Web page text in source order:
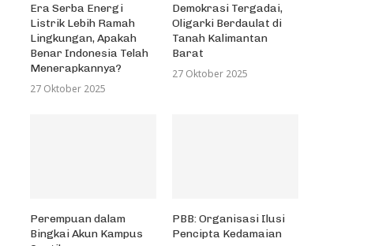
Era Serba Energi
Listrik Lebih Ramah
Lingkungan, Apakah
Benar Indonesia Telah
Menerapkannya?
27 Oktober 2025
Demokrasi Tergadai,
Oligarki Berdaulat di
Tanah Kalimantan
Barat
27 Oktober 2025
Perempuan dalam
Bingkai Akun Kampus
PBB: Organisasi Ilusi
Pencipta Kedamaian